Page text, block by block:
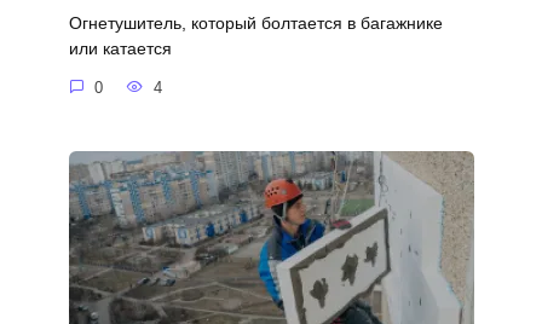
Огнетушитель, который болтается в багажнике
или катается
0 4